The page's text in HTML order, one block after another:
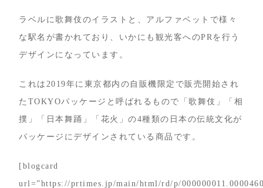
ラベルに歌舞伎のイラストと、アルファベットで様々
な駅名が書かれており、いかにも観光客へのPRを行う
デザインになっています。
これは2019年に東京都内の自販機限定で販売開始され
たTOKYOパッケージと呼ばれるもので「歌舞伎」「相
撲」「日本舞踊」「花火」の4種類の日本の伝統文化が
パッケージにデザインされている商品です。
[blogcard
url=”https://prtimes.jp/main/html/rd/p/